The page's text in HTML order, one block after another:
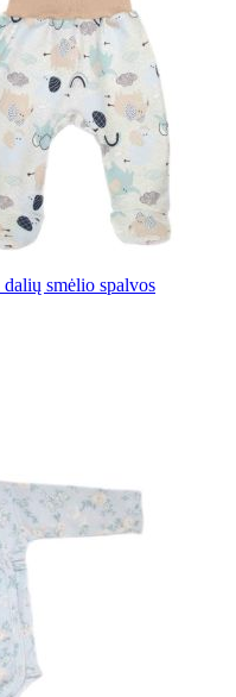
smėlio spalvos